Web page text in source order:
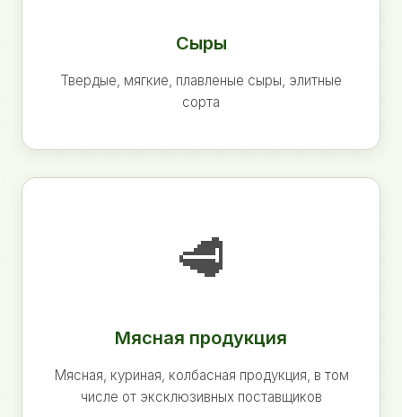
Сыры
Твердые, мягкие, плавленые сыры, элитные
сорта
🥩
Мясная продукция
Мясная, куриная, колбасная продукция, в том
числе от эксклюзивных поставщиков